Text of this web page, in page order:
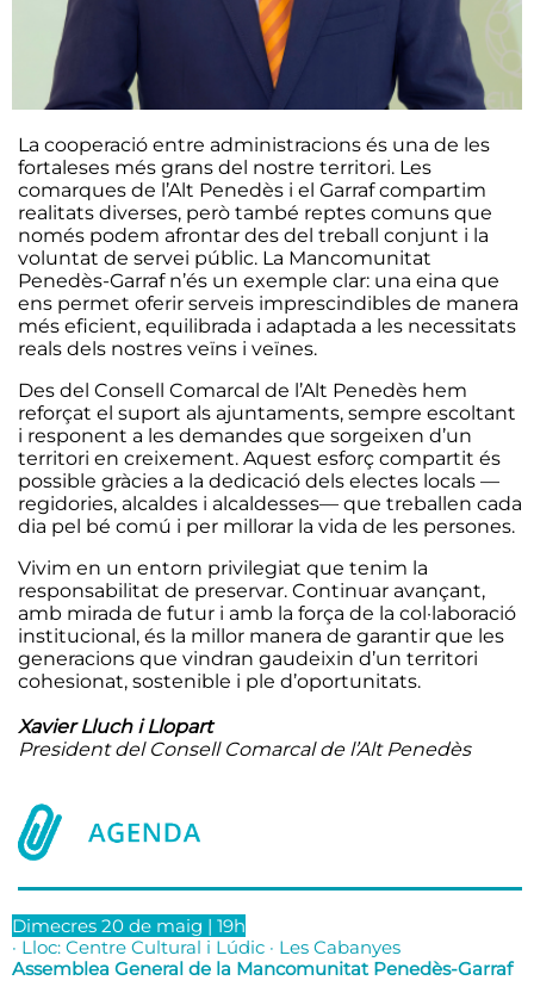
La cooperació entre administracions és una de les
fortaleses més grans del nostre territori. Les
comarques de l’Alt Penedès i el Garraf compartim
realitats diverses, però també reptes comuns que
només podem afrontar des del treball conjunt i la
voluntat de servei públic. La Mancomunitat
Penedès-Garraf n’és un exemple clar: una eina que
ens permet oferir serveis imprescindibles de manera
més eficient, equilibrada i adaptada a les necessitats
reals dels nostres veïns i veïnes.
Des del Consell Comarcal de l’Alt Penedès hem
reforçat el suport als ajuntaments, sempre escoltant
i responent a les demandes que sorgeixen d’un
territori en creixement. Aquest esforç compartit és
possible gràcies a la dedicació dels electes locals —
regidories, alcaldes i alcaldesses— que treballen cada
dia pel bé comú i per millorar la vida de les persones.
Vivim en un entorn privilegiat que tenim la
responsabilitat de preservar. Continuar avançant,
amb mirada de futur i amb la força de la col·laboració
institucional, és la millor manera de garantir que les
generacions que vindran gaudeixin d’un territori
cohesionat, sostenible i ple d’oportunitats.
Xavier Lluch i Llopart
President del Consell Comarcal de l’Alt Penedès
Dimecres 20 de maig | 19h
· Lloc: Centre Cultural i Lúdic · Les Cabanyes
Assemblea General de la Mancomunitat Penedès-Garraf